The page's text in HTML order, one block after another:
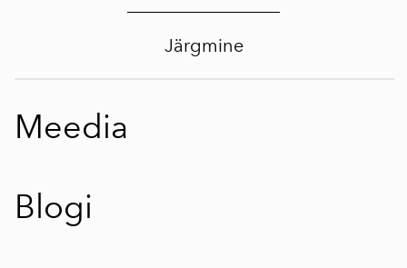
Järgmine
Meedia
Blogi